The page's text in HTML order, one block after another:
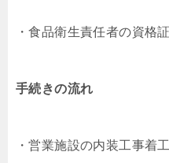
・食品衛生責任者の資格
手続きの流れ
・営業施設の内装工事着